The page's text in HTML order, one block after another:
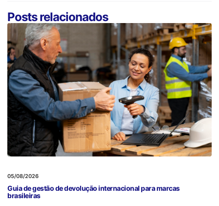
Posts relacionados
05/08/2026
Guia de gestão de devolução internacional para marcas
brasileiras